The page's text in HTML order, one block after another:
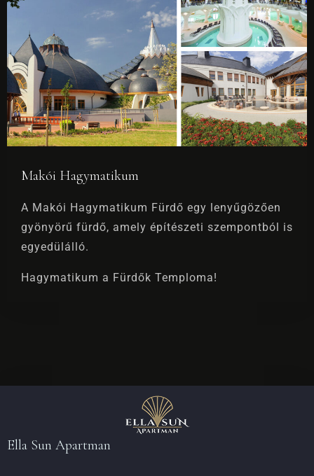
100
Makói Hagymatikum
A Makói Hagymatikum Fürdő egy lenyűgözően
gyönyörű fürdő, amely építészeti szempontból is
egyedülálló.
Hagymatikum a Fürdők Temploma!
Ella Sun Apartman
1
Gyermekek